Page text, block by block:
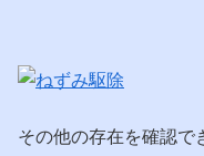
その他の存在を確認で